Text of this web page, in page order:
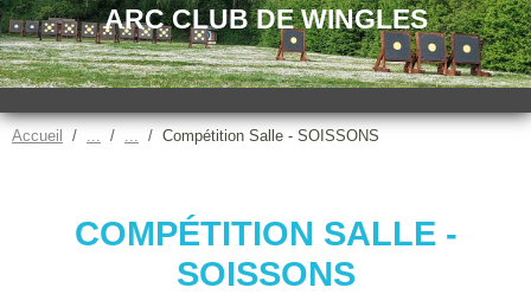
ARC CLUB DE WINGLES
Accueil Compétition Salle - SOISSONS
COMPÉTITION SALLE -
SOISSONS